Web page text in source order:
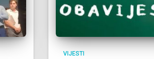
VIJESTI